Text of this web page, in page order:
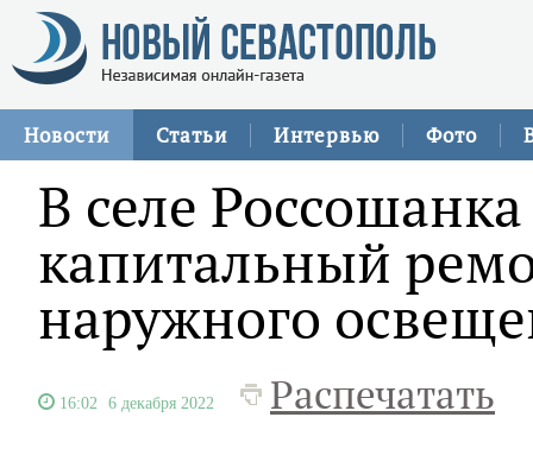
Новости Статьи Интервью Фото
В селе
капитальный
наружного
16:02 6 декабря 2022 Распечатать